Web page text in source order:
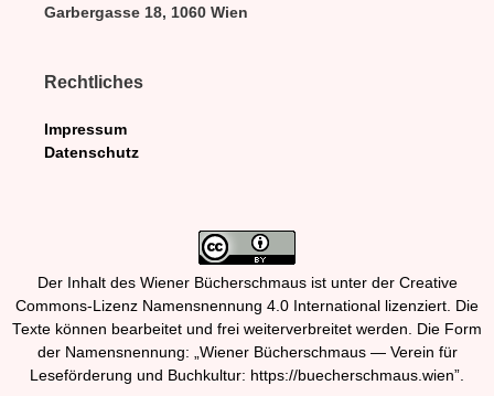
Garbergasse 18, 1060 Wien
Rechtliches
Impressum
Datenschutz
Der Inhalt des Wiener Bücherschmaus ist unter der Creative
Commons-Lizenz Namensnennung 4.0 International lizenziert. Die
Texte können bearbeitet und frei weiterverbreitet werden. Die Form
der Namensnennung: „Wiener Bücherschmaus — Verein für
Leseförderung und Buchkultur: https://buecherschmaus.wien”.